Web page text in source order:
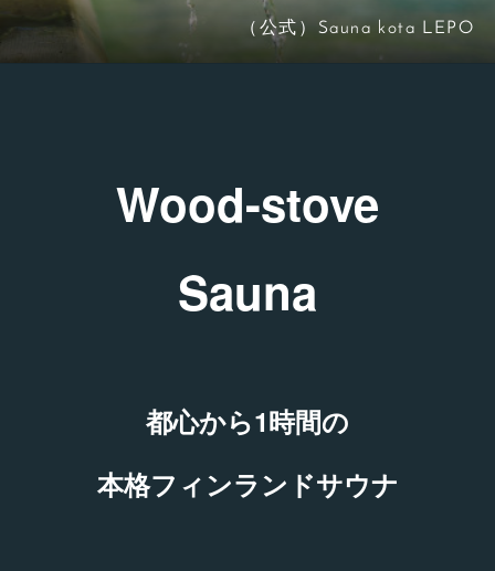
（公式）Sauna kota LEPO
Wood-stove
Sauna
都心から1時間の
本格フィンランドサウナ